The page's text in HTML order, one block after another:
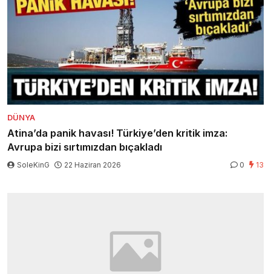
DÜNYA
Atina’da panik havası! Türkiye’den kritik imza:
Avrupa bizi sırtımızdan bıçakladı
SoleKinG 22 Haziran 2026 0 13